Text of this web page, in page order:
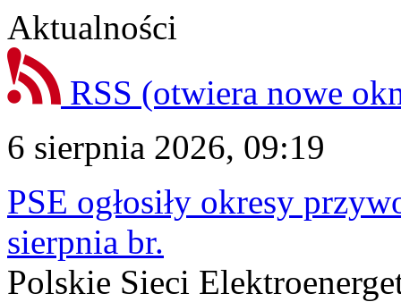
Aktualności
RSS (otwiera nowe
6 sierpnia 2026, 09:19
PSE ogłosiły okresy
sierpnia br.
Polskie Sieci